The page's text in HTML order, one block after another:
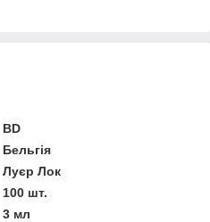
BD
Бельгія
Луєр Лок
100 шт.
3 мл